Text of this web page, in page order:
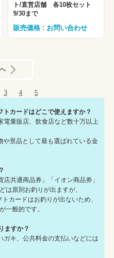
ト/直営店舗 各10枚セット
9/30まで
販売価格 : お問い合わせ
3 4 5
カードはどこで使えますか？
電量販店、飲食店など数十万以上
景品として最も選ばれている金
共通商品券」「イオン商品券」
は原則お釣りが出ますが、
カードはお釣りが出ないため、
一般的です。
ますか？
ガキ、公共料金の支払いなどには